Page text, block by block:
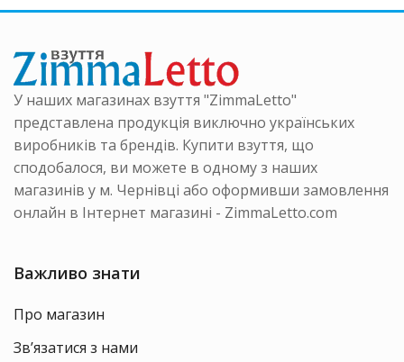
можна
сторінці
товару
можна
У наших магазинах взуття "ZimmaLetto"
представлена продукція виключно українських
виробників та брендів. Купити взуття, що
сподобалося, ви можете в одному з наших
магазинів у м. Чернівці або оформивши замовлення
онлайн в Інтернет магазині - ZimmaLetto.com
Важливо знати
Про магазин
Зв’язатися з нами